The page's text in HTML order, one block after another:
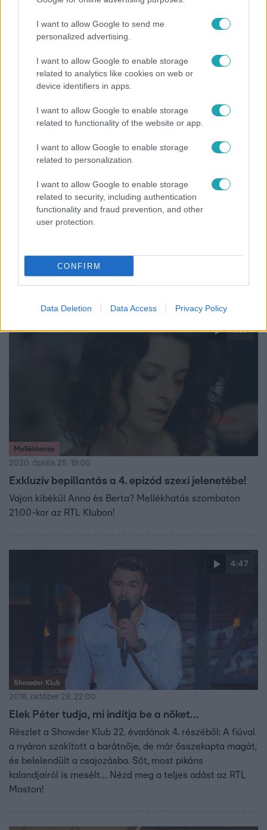
I want to allow Google to send me
personalized advertising.
I want to allow Google to enable storage
related to analytics like cookies on web or
device identifiers in apps.
I want to allow Google to enable storage
related to functionality of the website or app.
I want to allow Google to enable storage
related to personalization.
I want to allow Google to enable storage
related to security, including authentication
functionality and fraud prevention, and other
user protection.
CONFIRM
Data Deletion Data Access Privacy Policy
az első alkalomra...
Ez volt Röfi legpikánsabb fellépése
A múlt heti adásban Gáspár Laci Tom Cruise-ként
közben feltűnt a színpadon az Alien, azaz a földönkívüli
jelmez, amiben az első évadban Hargitai Bea volt. Az
Egér és a Banán lírai dalokat énekelt, a Zebra egy Village
pikánsra sikeredett.
1:07
Mellékhatás
2020. április 25. 19:00
Exkluzív bepillantás a 4. epizód szexi jelenetébe!
Vajon kibékül Anna és Berta? Mellékhatás szombaton
21:00-kor az RTL Klubon!
4:47
Showder Klub
2018. október 29. 22:00
Elek Péter tudja, mi indítja be a nőket…
Részlet a Showder Klub 22. évadának 4. részéből: A fiúval
a nyáron szakított a barátnője, de már összekapta magát,
és belelendült a csajozásba. Sőt, most pikáns
kalandjairól is mesélt… Nézd meg a teljes adást az RTL
Moston!